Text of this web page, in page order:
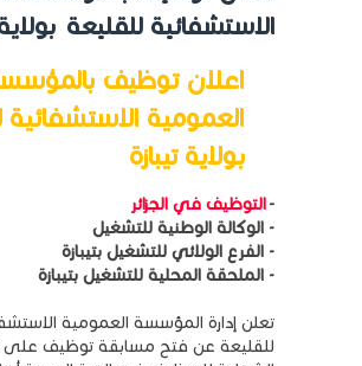
الاستشفائية للقليعة بولاية
اعلان توظيف
العمومية الاستشفائية
بولاية تيبازة
-التوظيف في الجزائر
- الوكالة الوطنية للتشغيل
- الفرع الولائي للتشغيل بتيبازة
- الملحقة المحلية للتشغيل بتيبازة
تعلن إدارة المؤسسة العمومية
للقليعة عن فتح مسابقة توظيف